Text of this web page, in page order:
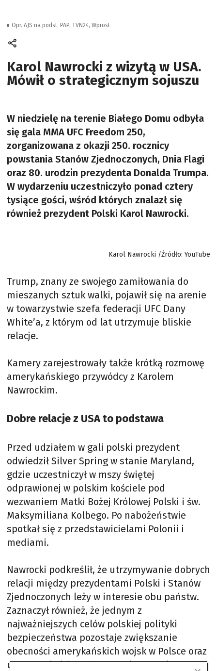
Karol Nawrocki z wizytą w USA.
Mówił o strategicznym sojuszu
W niedzielę na terenie Białego Domu odbyła
się gala MMA UFC Freedom 250,
zorganizowana z okazji 250. rocznicy
powstania Stanów Zjednoczonych, Dnia Flagi
oraz 80. urodzin prezydenta Donalda Trumpa.
W wydarzeniu uczestniczyło ponad cztery
tysiące gości, wśród których znalazł się
również prezydent Polski Karol Nawrocki.
Karol Nawrocki /Źródło: YouTube
Trump, znany ze swojego zamiłowania do
mieszanych sztuk walki, pojawił się na arenie
w towarzystwie szefa federacji UFC Dany
White’a, z którym od lat utrzymuje bliskie
relacje.
Kamery zarejestrowały także krótką rozmowę
amerykańskiego przywódcy z Karolem
Nawrockim.
Dobre relacje z USA to podstawa
Przed udziałem w gali polski prezydent
odwiedził Silver Spring w stanie Maryland,
gdzie uczestniczył w mszy świętej
odprawionej w polskim kościele pod
wezwaniem Matki Bożej Królowej Polski i św.
Maksymiliana Kolbego. Po nabożeństwie
spotkał się z przedstawicielami Polonii i
mediami.
Nawrocki podkreślił, że utrzymywanie dobrych
relacji między prezydentami Polski i Stanów
Zjednoczonych leży w interesie obu państw.
Zaznaczył również, że jednym z
najważniejszych celów polskiej polityki
bezpieczeństwa pozostaje zwiększanie
obecności amerykańskich wojsk w Polsce oraz
utrzymanie ich stałego stacjonowania na
Opr. AJS na podst. PAP, TVN24, Wprost